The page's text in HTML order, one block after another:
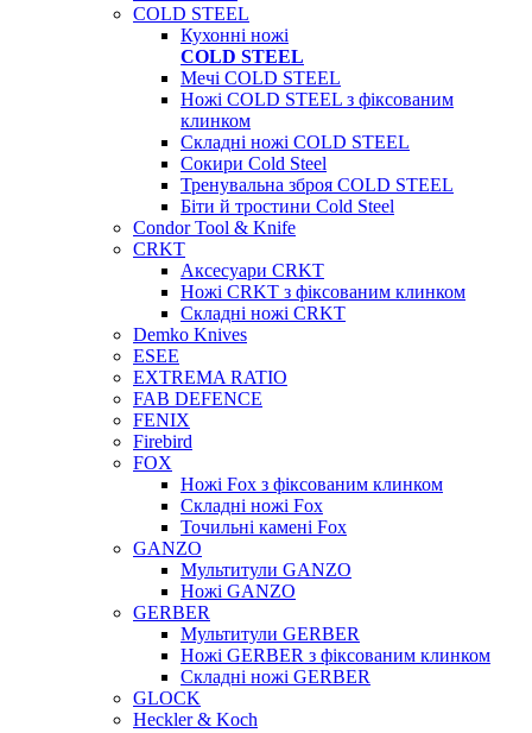
COLD STEEL
Кухонні ножі
COLD STEEL
Мечі COLD STEEL
Ножі COLD STEEL з фіксованим
клинком
Складні ножі COLD STEEL
Сокири Cold Steel
Тренувальна зброя COLD STEEL
Біти й тростини Cold Steel
Condor Tool & Knife
CRKT
Аксесуари CRKT
Ножі CRKT з фіксованим клинком
Складні ножі CRKT
Demko Knives
ESEE
EXTREMA RATIO
FAB DEFENCE
FENIX
Firebird
FOX
Ножі Fox з фіксованим клинком
Складні ножі Fox
Точильні камені Fox
GANZO
Мультитули GANZO
Ножі GANZO
GERBER
Мультитули GERBER
Ножі GERBER з фіксованим клинком
Складні ножі GERBER
GLOCK
Heckler & Koch